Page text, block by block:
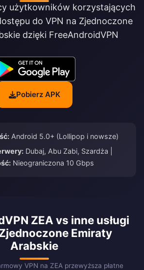
użytkowników korzystających
do VPN na Zjednoczone
dzięki FreeAndroidVPN
Pobierz APK
Android 5.0+ (Lollipop i nowsze)
Dubaj, Abu Zabi, Szardża |
Nieograniczona 10 Gbps
ZEA vs inne usługi
Emiraty
Arabskie
VPN na ZEA przewyższa płatne